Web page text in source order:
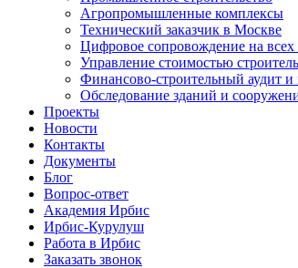
Агропромышленные комплексы
Технический заказчик в Москве
Цифровое сопровождение на всех
Управление стоимостью
Финансово-строительный аудит
Обследование зданий и
Проекты
Новости
Контакты
Документы
Блог
Вопрос-ответ
Академия Ирбис
Ирбис-Курулуш
Работа в Ирбис
Заказать звонок